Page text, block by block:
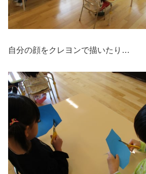
自分の顔をクレヨンで描いたり…